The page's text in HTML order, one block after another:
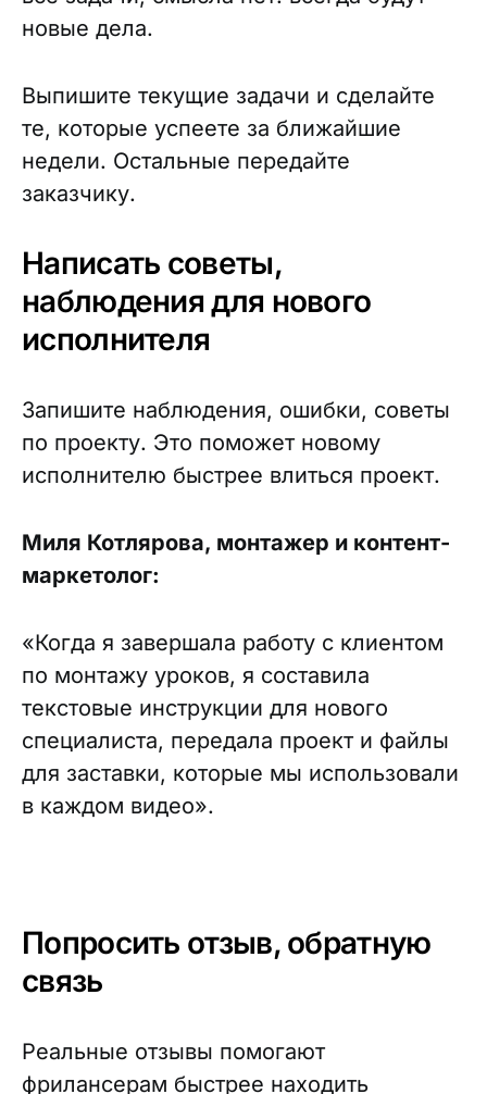
новые дела.
Выпишите текущие задачи и сделайте
те, которые успеете за ближайшие
недели. Остальные передайте
заказчику.
Написать советы,
наблюдения для нового
исполнителя
Запишите наблюдения, ошибки, советы
по проекту. Это поможет новому
исполнителю быстрее влиться проект.
Миля Котлярова, монтажер и контент-
маркетолог:
«Когда я завершала работу с клиентом
по монтажу уроков, я составила
текстовые инструкции для нового
специалиста, передала проект и файлы
для заставки, которые мы использовали
в каждом видео».
Попросить отзыв, обратную
связь
Реальные отзывы помогают
фрилансерам быстрее находить